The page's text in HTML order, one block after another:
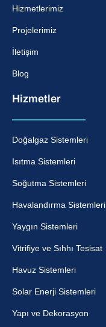
Hizmetlerimiz
Projelerimiz
İletişim
Blog
Hizmetler
Doğalgaz Sistemleri
Isıtma Sistemleri
Soğutma Sistemleri
Havalandırma Sistemleri
Yaygın Sistemleri
Vitrifiye ve Sıhhı Tesisat
Havuz Sistemleri
Solar Enerji Sistemleri
Yapı ve Dekorasyon